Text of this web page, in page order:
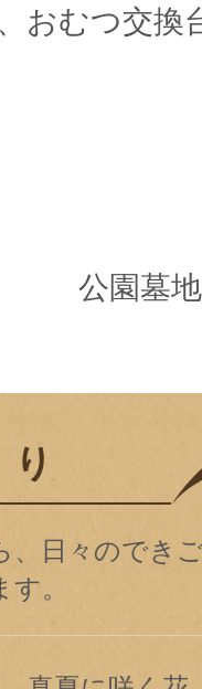
おむつ交換
公園墓
、日々のでき
。